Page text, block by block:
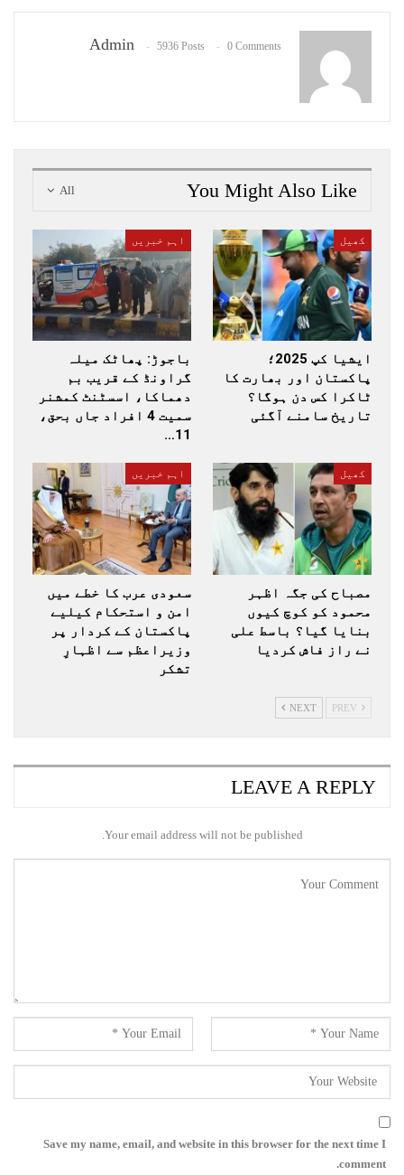
Admin 5936 Posts 0 Comments
All You Might Also Like
کھیل
ایشیا کپ 2025؛
پاکستان اور بھارت کا
ٹاکرا کس دن ہوگا؟
تاریخ سامنے آگئی
اہم خبریں
باجوڑ: پھاٹک میلہ
گراونڈ کے قریب بم
دھماکا، اسسٹنٹ کمشنر
سمیت 4 افراد جاں بحق،
11…
کھیل
مصباح کی جگہ اظہر
محمود کو کوچ کیوں
بنایا گیا؟ باسط علی
نے راز فاش کردیا
اہم خبریں
سعودی عرب کا خطے میں
امن و استحکام کیلیے
پاکستان کے کردار پر
وزیراعظم سے اظہارِ
تشکر
NEXT
LEAVE A REPLY
Your email address will not be published.
Save my name, email, and website in this browser for the next time I
comment.